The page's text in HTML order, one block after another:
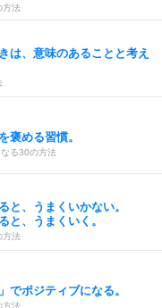
方法
は、意味のあることと考え
褒める習慣。
る30の方法
と、うまくいかない。
と、うまくいく。
方法
でポジティブになる。
方法